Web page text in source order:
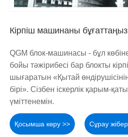
Кірпіш машинаны бұғаттаңыз
QGM блок-машинасы - бұл
бойы тәжірибесі бар блокты
шығаратын «Қытай
бірі». Сізбен іскерлік қарым-
үміттенемін.
Қосымша көру >> Сұрау